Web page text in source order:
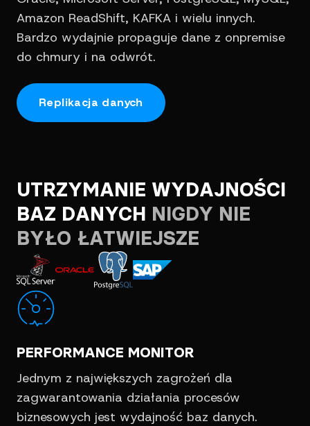
Amazon ReadShift, KAFKA i wielu innych.
Bardzo wydajnie propaguje dane z onpremise
do chmury i na odwrót.
Replikacja danych
UTRZYMANIE WYDAJNOŚCI
BAZ DANYCH NIGDY NIE
BYŁO ŁATWIEJSZE
PERFORMANCE MONITOR
Jednym z największych zagrożeń dla
zagwarantowania działania procesów
biznesowych jest wydajność baz danych.